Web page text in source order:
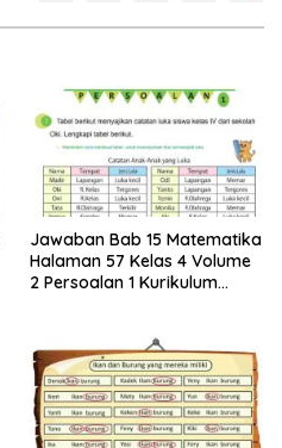
Jawaban Bab 15 Matematika
Halaman 57 Kelas 4 Volume
2 Persoalan 1 Kurikulum